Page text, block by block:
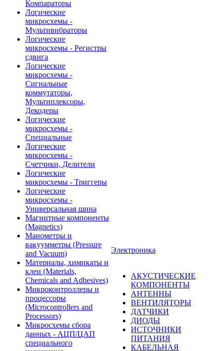
Компараторы
Логические
микросхемы -
Мультивибраторы
Логические
микросхемы - Регистры
сдвига
Логические
микросхемы -
Сигнальные
коммутаторы,
Мультиплексоры,
Декодеры
Логические
микросхемы -
Специальные
Логические
микросхемы -
Счетчики, Делители
Логические
микросхемы - Триггеры
Логические
микросхемы -
Универсальная шина
Магнитные компоненты
(Magnetics)
Манометры и
вакуумметры (Pressure
and Vacuum)
Материалы, химикаты и
клеи (Materials,
Chemicals and Adhesives)
Микроконтроллеры и
процессоры
(Microcontrollers and
Processors)
Микросхемы сбора
данных - АЦП/ЦАП
специального
Электроника
АКУСТИЧЕСКИЕ
КОМПОНЕНТЫ
АНТЕННЫ
ВЕНТИЛЯТОРЫ
ДАТЧИКИ
ДИОДЫ
ИСТОЧНИКИ
ПИТАНИЯ
КАБЕЛЬНАЯ